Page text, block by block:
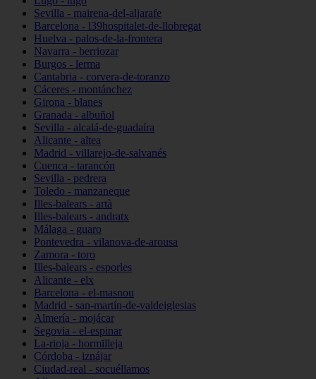
Sevilla - mairena-del-aljarafe
Barcelona - l39hospitalet-de-llobregat
Huelva - palos-de-la-frontera
Navarra - berriozar
Burgos - lerma
Cantabria - corvera-de-toranzo
Cáceres - montánchez
Girona - blanes
Granada - albuñol
Sevilla - alcalá-de-guadaíra
Alicante - altea
Madrid - villarejo-de-salvanés
Cuenca - tarancón
Sevilla - pedrera
Toledo - manzaneque
Illes-balears - artà
Illes-balears - andratx
Málaga - guaro
Pontevedra - vilanova-de-arousa
Zamora - toro
Illes-balears - esporles
Alicante - elx
Barcelona - el-masnou
Madrid - san-martín-de-valdeiglesias
Almería - mojácar
Segovia - el-espinar
La-rioja - hormilleja
Córdoba - iznájar
Ciudad-real - socuéllamos